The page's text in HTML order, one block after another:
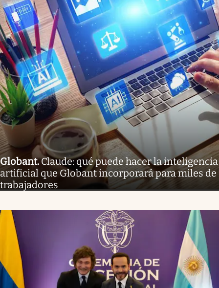
Globant.Claude: qué puede hacer la inteligencia
artificial que Globant incorporará para miles de
trabajadores